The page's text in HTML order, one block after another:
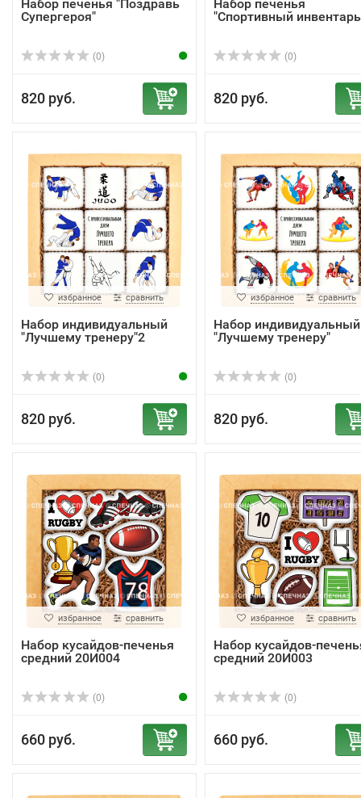
Набор печенья "Поздравь
Супергероя"
(0)
820 руб.
Набор печенья
"Спортивный
(0)
820 руб.
избранное сравнить
Набор индивидуальный
"Лучшему тренеру"2
(0)
820 руб.
избранное сравнить
Набор индивидуальный
"Лучшему тренеру"
(0)
820 руб.
избранное сравнить
Набор кусайдов-печенья
средний 20И004
(0)
660 руб.
избранное сравнить
Набор кусайдов-
средний 20И003
(0)
660 руб.